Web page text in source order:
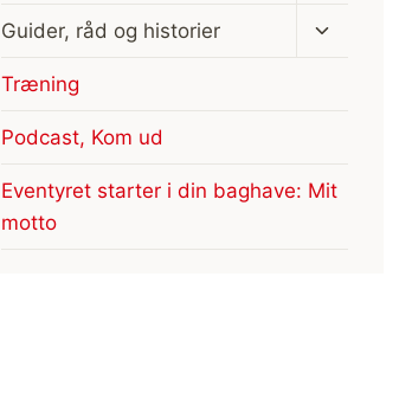
Guider, råd og historier
Skift
Træning
Podcast, Kom ud
Eventyret starter i din baghave: Mit
motto